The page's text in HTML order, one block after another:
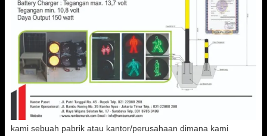
kami sebuah pabrik atau kantor/perusahaan dimana kami